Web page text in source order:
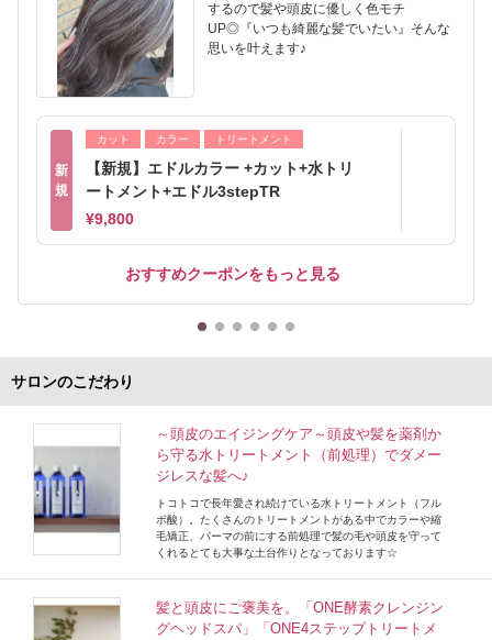
するので髪や頭皮に優しく色モチ
UP◎『いつも綺麗な髪でいたい』そんな
思いを叶えます♪
新
規
カット カラー トリートメント
【新規】エドルカラー +カット+水トリ
ートメント+エドル3stepTR
¥9,800
おすすめクーポンをもっと見る
サロンのこだわり
～頭皮のエイジングケア～頭皮や髪を薬剤か
ら守る水トリートメント（前処理）でダメー
ジレスな髪へ♪
トコトコで長年愛され続けている水トリートメント（フル
ボ酸）。たくさんのトリートメントがある中でカラーや縮
毛矯正、パーマの前にする前処理で髪の毛や頭皮を守って
くれるとても大事な土台作りとなっております☆
髪と頭皮にご褒美を。「ONE酵素クレンジン
グヘッドスパ」「ONE4ステップトリートメ